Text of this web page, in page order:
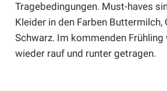
Tragebedingungen. Must-haves
Kleider in den Farben Buttermilch,
Schwarz. Im kommenden
wieder rauf und runter getragen.